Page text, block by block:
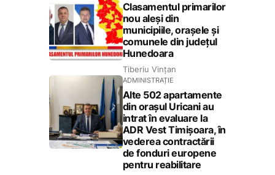
Clasamentul primarilor
nou aleși din
municipiile, orașele și
comunele din județul
Hunedoara
Tiberiu Vințan
ADMINISTRAȚIE
Alte 502 apartamente
din orașul Uricani au
intrat în evaluare la
ADR Vest Timișoara, în
vederea contractării
de fonduri europene
pentru reabilitare